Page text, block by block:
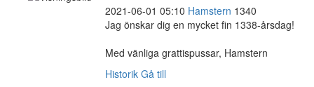
2021-06-01 05:10 Hamstern 1340
Jag önskar dig en mycket fin 1338-årsdag!
Med vänliga grattispussar, Hamstern
Historik Gå till